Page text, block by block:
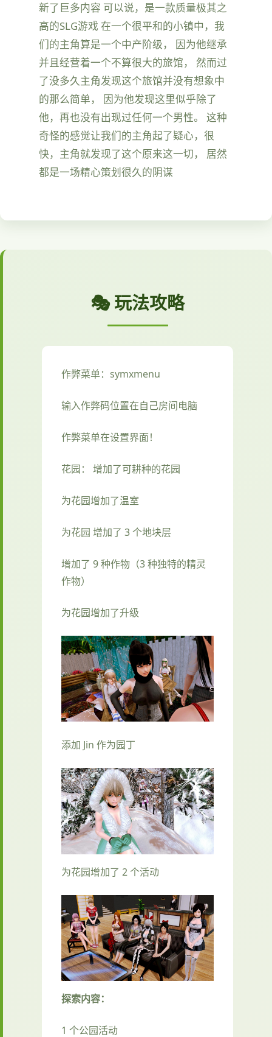
新了巨多内容 可以说，是一款质量极其之
高的SLG游戏 在一个很平和的小镇中，我
们的主角算是一个中产阶级， 因为他继承
并且经营着一个不算很大的旅馆， 然而过
了没多久主角发现这个旅馆并没有想象中
的那么简单， 因为他发现这里似乎除了
他，再也没有出现过任何一个男性。 这种
奇怪的感觉让我们的主角起了疑心，很
快，主角就发现了这个原来这一切， 居然
都是一场精心策划很久的阴谋
🎭 玩法攻略
作弊菜单：symxmenu
输入作弊码位置在自己房间电脑
作弊菜单在设置界面！
花园： 增加了可耕种的花园
为花园增加了温室
为花园 增加了 3 个地块层
增加了 9 种作物（3 种独特的精灵
作物）
为花园增加了升级
添加 Jin 作为园丁
为花园增加了 2 个活动
探索内容：
1 个公园活动